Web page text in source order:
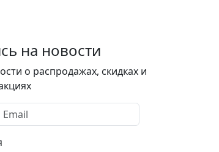
на новости
о распродажах, скидках и